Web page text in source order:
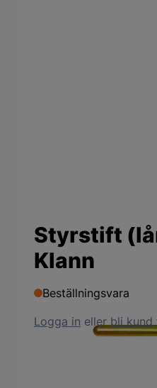
Styrstift
Klann
Beställningsvara
Logga in ellerbli kund